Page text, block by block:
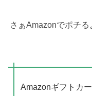
さぁAmazonでポチる
Amazonギフトカ